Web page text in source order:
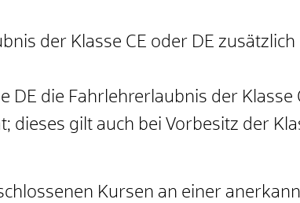
der Klasse CE oder DE
DE die Fahrlehrerlaubnis der Klasse
dieses gilt auch bei Vorbesitz der
Kursen an einer